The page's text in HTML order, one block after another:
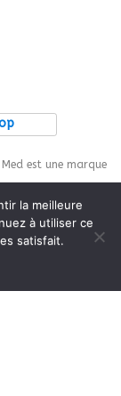
est une marque
la meilleure
à utiliser ce
satisfait.